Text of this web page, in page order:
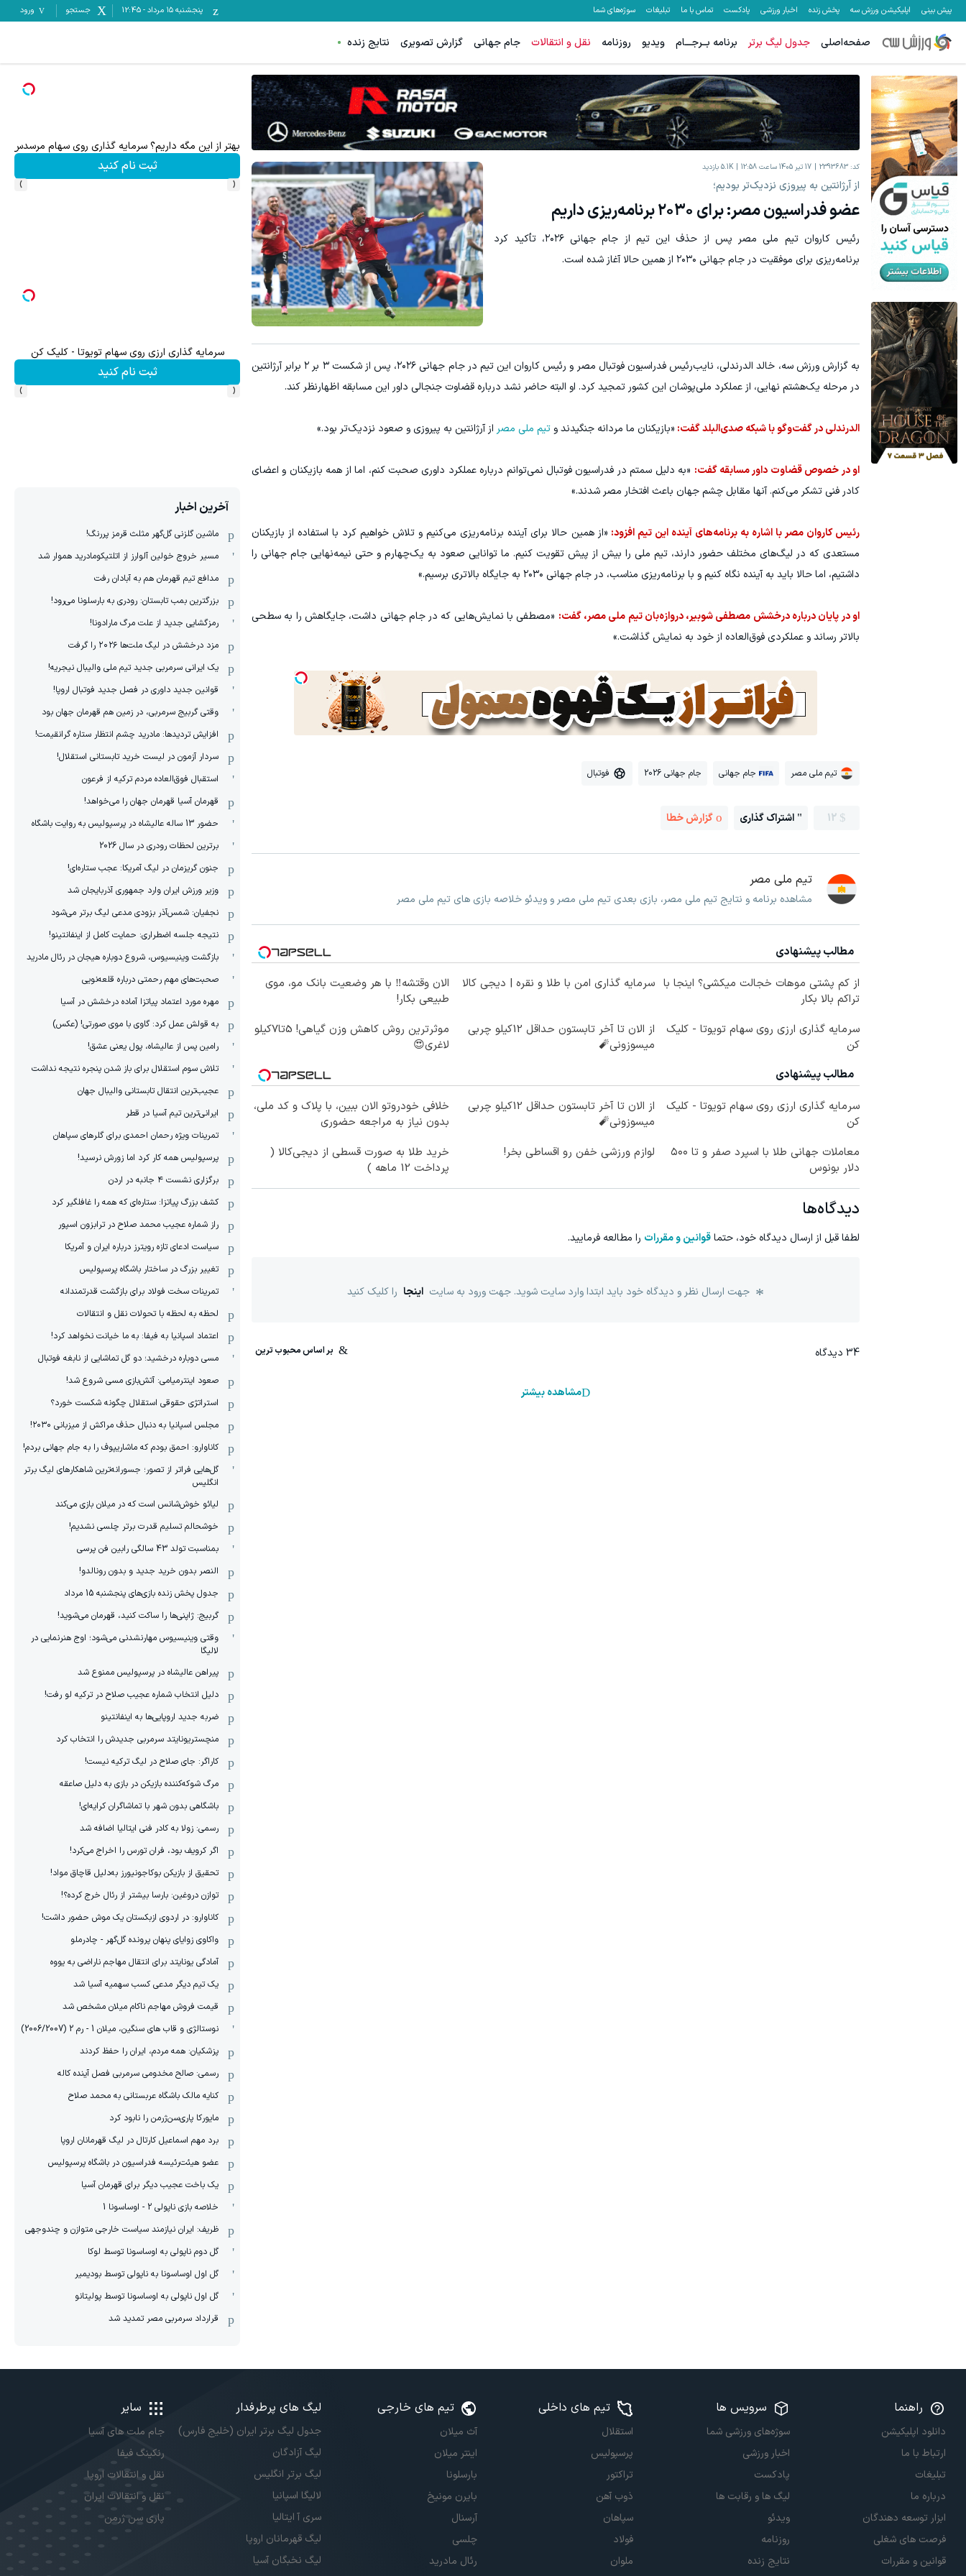
پیش بینی اپلیکیشن ورزش سه پخش زنده اخبار ورزشی پادکست تماس با ما تبلیغات سوژه‌های شما پنجشنبه ۱۵ مرداد -
12:45 جستجو ورود
صفحه‌اصلی جدول لیگ برتر برنامه بــرجـــام ویدیو روزنامه نقل و انتقالات جام جهانی گزارش تصویری نتایج زنده
کد: 2393683 17 تیر 1405 ساعت 12:58 5.1K بازدید
از آرژانتین به پیروزی نزدیک‌تر بودیم؛
عضو فدراسیون مصر: برای ۲۰۳۰ برنامه‌ریزی داریم
رئیس کاروان تیم ملی مصر پس از حذف این تیم از جام جهانی ۲۰۲۶، تأکید کرد
برنامه‌ریزی برای موفقیت در جام جهانی ۲۰۳۰ از همین حالا آغاز شده است.
به گزارش ورزش سه، خالد الدرندلی، نایب‌رئیس فدراسیون فوتبال مصر و رئیس کاروان این تیم در جام جهانی ۲۰۲۶، پس از شکست ۳ بر ۲ برابر آرژانتین
در مرحله یک‌هشتم نهایی، از عملکرد ملی‌پوشان این کشور تمجید کرد. او البته حاضر نشد درباره قضاوت جنجالی داور این مسابقه اظهارنظر کند.
الدرندلی در گفت‌وگو با شبکه صدی‌البلد گفت: «بازیکنان ما مردانه جنگیدند وتیم ملی مصر از آرژانتین به پیروزی و صعود نزدیک‌تر بود.»
او در خصوص قضاوت داور مسابقه گفت: «به دلیل سمتم در فدراسیون فوتبال نمی‌توانم درباره عملکرد داوری صحبت کنم، اما از همه بازیکنان و اعضای
کادر فنی تشکر می‌کنم. آنها مقابل چشم جهان باعث افتخار مصر شدند.»
رئیس کاروان مصر با اشاره به برنامه‌های آینده این تیم افزود: «از همین حالا برای آینده برنامه‌ریزی می‌کنیم و تلاش خواهیم کرد با استفاده از بازیکنان
مستعدی که در لیگ‌های مختلف حضور دارند، تیم ملی را بیش از پیش تقویت کنیم. ما توانایی صعود به یک‌چهارم و حتی نیمه‌نهایی جام جهانی را
داشتیم، اما حالا باید به آینده نگاه کنیم و با برنامه‌ریزی مناسب، در جام جهانی ۲۰۳۰ به جایگاه بالاتری برسیم.»
او در پایان درباره درخشش مصطفی شوبیر، دروازه‌بان تیم ملی مصر، گفت: «مصطفی با نمایش‌هایی که در جام جهانی داشت، جایگاهش را به سطحی
بالاتر رساند و عملکردی فوق‌العاده از خود به نمایش گذاشت.»
تیم ملی مصر جام جهانی جام جهانی 2026 فوتبال
12 اشتراک گذاری گزارش خطا
تیم ملی مصر
مشاهده برنامه و نتایج تیم ملی مصر، بازی بعدی تیم ملی مصر و ویدئو خلاصه بازی های تیم ملی مصر
مطالب پیشنهادی
از کم پشتی موهات خجالت میکشی؟ اینجا با
تراکم بالا بکار
سرمایه گذاری امن با طلا و نقره | دیجی کالا
الان وقتشه‼️ با هر وضعیت بانک مو، موی
طبیعی بکار!
سرمایه گذاری ارزی روی سهام تویوتا - کلیک
کن
از الان تا آخر تابستون حداقل 12کیلو چربی
میسوزونی🧨
موثرترین روش کاهش وزن گیاهی! 5تا۷کیلو
لاغری😍
مطالب پیشنهادی
سرمایه گذاری ارزی روی سهام تویوتا - کلیک
کن
از الان تا آخر تابستون حداقل 12کیلو چربی
میسوزونی🧨
خلافی خودروتو الان ببین، با پلاک و کد ملی،
بدون نیاز به مراجعه حضوری
معاملات جهانی طلا با اسپرد صفر و تا ۵۰۰
دلار بونوس
لوازم ورزشی خفن رو اقساطی بخر!
خرید طلا به صورت قسطی از دیجی‌کالا (
پرداخت 12 ماهه )
دیدگاه‌ها
لطفا قبل از ارسال دیدگاه خود، حتماقوانین و مقررات را مطالعه فرمایید.
جهت ارسال نظر و دیدگاه خود باید ابتدا وارد سایت شوید. جهت ورود به سایت اینجا را کلیک کنید
34 دیدگاه
مشاهده بیشتر
بهتر از این مگه داریم؟ سرمایه گذاری روی سهام مرسدس
ثبت نام کنید
‹
›
سرمایه گذاری ارزی روی سهام تویوتا - کلیک کن
ثبت نام کنید
‹
›
آخرین اخبار
ماشین گلزنی گل‌گهر مثلث قرمز پررنگ!
مسیر خروج خولین آلوارز از اتلتیکومادرید هموار شد
مدافع تیم قهرمان هم به آبادان رفت
بزرگترین بمب تابستان: رودری به بارسلونا می‌رود!
رمزگشایی جدید از علت مرگ مارادونا!
مزد درخشش در لیگ ملت‌ها ٢٠٢۶ را گرفت
یک ایرانی سرمربی جدید تیم ملی والیبال نیجریه!
قوانین جدید داوری در فصل جدید فوتبال اروپا!
وقتی گربیج سرمربی، در زمین هم قهرمان جهان بود
افزایش تردیدها: مادرید چشم انتظار ستاره گرانقیمت!
سردار آزمون در لیست خرید تابستانی استقلال!
استقبال فوق‌‌العاده مردم ترکیه از فرعون
قهرمان آسیا قهرمان جهان را می‌خواهد!
حضور 13 ساله عالیشاه در پرسپولیس به روایت باشگاه
برترین لحظات رودری در سال 2026
جنون گریزمان در لیگ آمریکا: عجب ستاره‌ای!
وزیر ورزش ایران وارد جمهوری آذربایجان شد
نجفیان: شمس‌آذر بزودی مدعی لیگ برتر می‌شود
نتیجه جلسه اضطراری: حمایت کامل از اینفانتینو!
بازگشت وینیسیوس، شروع دوباره هیجان در رئال مادرید
صحبت‌های مهم رحمتی درباره قلعه‌نویی
مهره مورد اعتماد پیاتزا آماده درخشش در آسیا
به قولش عمل کرد: گاوی با موی صورتی! (عکس)
رامین پس از عالیشاه، پول یعنی عشق!
تلاش سوم استقلال برای باز شدن پنجره نتیجه نداشت
عجیب‌ترین انتقال تابستانی والیبال جهان
ایرانی‌ترین تیم آسیا در قطر
تمرینات ویژه رحمان احمدی برای گلرهای سپاهان
پرسپولیس همه کار کرد اما زورش نرسید!
برگزاری نشست ۴ جانبه در اردن
کشف بزرگ پیاتزا: ستاره‌ای که همه را غافلگیر کرد
راز شماره عجیب محمد صلاح در ترابزون اسپور
سیاست ادعای تازه رویترز درباره ایران و آمریکا
تغییر بزرگ در ساختار باشگاه پرسپولیس
تمرینات سخت فولاد برای بازگشت قدرتمندانه
لحظه به لحظه با تحولات نقل و انتقالات
اعتماد اسپانیا به فیفا: به ما خیانت نخواهد کرد!
مسی دوباره درخشید؛ دو گل تماشایی از نابغه فوتبال
صعود اینترمیامی: آتش‌بازی مسی شروع شد!
استراتژی حقوقی استقلال چگونه شکست خورد؟
مجلس اسپانیا به دنبال حذف مراکش از میزبانی ۲۰۳۰!
کاناوارو: احمق بودم که ماشاریپوف را به جام جهانی بردم!
گل‌هایی فراتر از تصور؛ جسورانه‌ترین شاهکارهای لیگ برتر
انگلیس
لیائو خوش‌شانس است که در میلان بازی می‌کند
خوشحالم تسلیم قدرت برتر چلسی نشدیم!
بمناسبت تولد 43 سالگی رابین فن پرسی
النصر بدون خرید جدید و بدون رونالدو!
جدول پخش زنده بازی‌های پنجشنبه 15 مرداد
گربیج: ژاپنی‌ها را ساکت کنید، قهرمان می‌شوید!
وقتی وینیسیوس مهارنشدنی می‌شود؛ اوج هنرنمایی در
لالیگا
پیراهن عالیشاه در پرسپولیس ممنوع شد
دلیل انتخاب شماره عجیب صلاح در ترکیه لو رفت!
ضربه جدید اروپایی‌ها به اینفانتینو
منچستریونایتد سرمربی جدیدش را انتخاب کرد
کاراگر: جای صلاح در لیگ ترکیه نیست!
مرگ شوکه‌کننده بازیکن در بازی به دلیل صاعقه
باشگاهی بدون شهر با تماشاگران کرایه‌ای!
رسمی: زولا به کادر فنی ایتالیا اضافه شد
اگر کرویف بود، فران تورس را اخراج می‌کرد!
تحقیق از بازیکن بوکاجونیورز به‌دلیل قاچاق مواد!
توازن دروغین: بارسا بیشتر از رئال خرج کرده؟!
کاناوارو: در اردوی ازبکستان یک موش حضور داشت!
واکاوی زوایای پنهان پرونده گل‌گهر - چادرملو
آمادگی یونایتد برای انتقال مهاجم ناراضی به یووه
یک تیم دیگر مدعی کسب سهمیه آسیا شد
قیمت فروش مهاجم ناکام میلان مشخص شد
نوستالژی و قاب های سنگین، میلان 1 - رم 2 (2006/2007)
پزشکیان: همه مردم، ایران را حفظ کردند
رسمی: صالح مخدومی سرمربی فصل آینده کاله
کنایه مالک باشگاه عربستانی به محمد صلاح
مایورکا پاری‌سن‌ژرمن را نابود کرد
برد مهم اسماعیل کارتال در لیگ قهرمانان اروپا
عضو هیئت‌رئیسه فدراسیون در باشگاه پرسپولیس
یک باخت عجیب دیگر برای قهرمان آسیا
خلاصه بازی ناپولی 2 - اوساسونا 1
ظریف: ایران نیازمند سیاست خارجی متوازن و چندوجهی
گل دوم ناپولی به اوساسونا توسط لوکا
گل اول اوساسونا به ناپولی توسط بودیمیر
گل اول ناپولی به اوساسونا توسط پولیتانو
قرارداد سرمربی مصر تمدید شد
راهنما
دانلود اپلیکیشن
ارتباط با ما
تبلیغات
درباره ما
ابزار توسعه دهندگان
فرصت های شغلی
قوانین و مقررات
سرویس ها
سوژه‌های ورزشی شما
اخبار ورزشی
پادکست
لیگ ها و رقابت ها
ویدئو
روزنامه
نتایج زنده
تیم های داخلی
استقلال
پرسپولیس
تراکتور
ذوب آهن
سپاهان
فولاد
ملوان
تیم های خارجی
آث میلان
اینتر میلان
بارسلونا
بایرن مونیخ
آرسنال
چلسی
رئال مادرید
لیگ های پرطرفدار
جدول لیگ برتر ایران (خلیج فارس)
لیگ آزادگان
لیگ برتر انگلیس
لالیگا اسپانیا
سری آ ایتالیا
لیگ قهرمانان اروپا
لیگ نخبگان آسیا
سایر
جام ملت های آسیا
رنکینگ فیفا
نقل و انتقالات اروپا
نقل و انتقالات ایران
پاری سن ژرمن